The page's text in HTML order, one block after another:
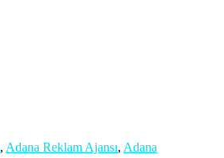
, Adana Reklam Ajansı, Adana